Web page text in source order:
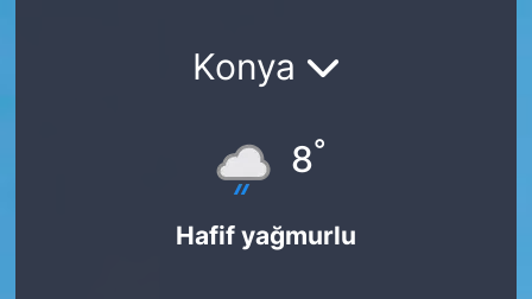
Konya
8°
Hafif yağmurlu